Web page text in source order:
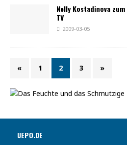
Nelly Kostadinova
TV
2009-03-05
« 1 2 3 »
UEPO.DE